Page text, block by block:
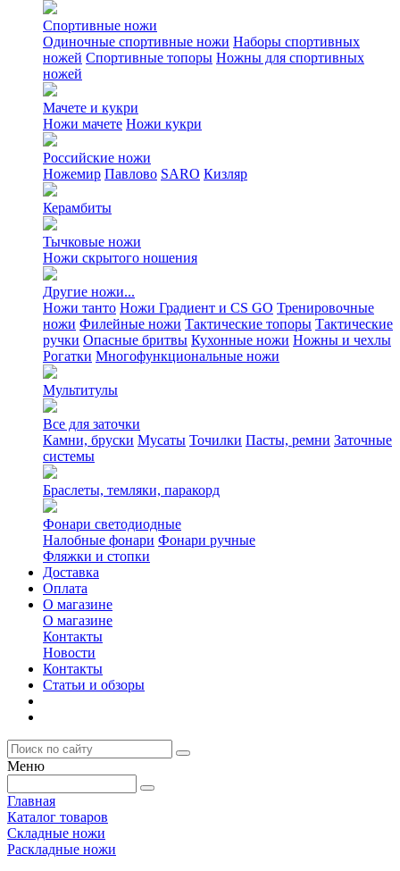
Спортивные ножи
Одиночные спортивные ножи Наборы спортивных
ножей Спортивные топоры Ножны для спортивных
ножей
Мачете и кукри
Ножи мачете Ножи кукри
Российские ножи
Ножемир Павлово SARO Кизляр
Керамбиты
Тычковые ножи
Ножи скрытого ношения
Другие ножи...
Ножи танто Ножи Градиент и CS GO Тренировочные
ножи Филейные ножи Тактические топоры Тактические
ручки Опасные бритвы Кухонные ножи Ножны и чехлы
Рогатки Многофункциональные ножи
Мультитулы
Все для заточки
Камни, бруски Мусаты Точилки Пасты, ремни Заточные
системы
Браслеты, темляки, паракорд
Фонари светодиодные
Налобные фонари Фонари ручные
Фляжки и стопки
Доставка
Оплата
О магазине
О магазине
Контакты
Новости
Контакты
Статьи и обзоры
Меню
Главная
Каталог товаров
Складные ножи
Раскладные ножи